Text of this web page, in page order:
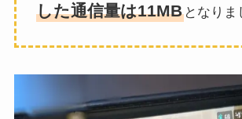
した通信量は11MB となりま